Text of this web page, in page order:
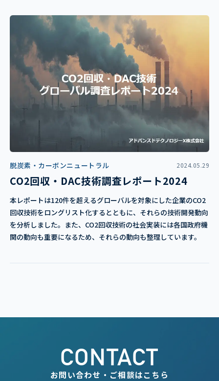
脱炭素・カーボンニュートラル 2024.05.29
CO2回収・DAC技術調査レポート2024
本レポートは120件を超えるグローバルを対象にした企業のCO2
回収技術をロングリスト化するとともに、それらの技術開発動向
を分析しました。また、CO2回収技術の社会実装には各国政府機
関の動向も重要になるため、それらの動向も整理しています。
CONTACT
お問い合わせ・ご相談はこちら